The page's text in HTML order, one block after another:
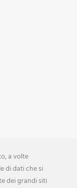
a volte
di dati che si
dei grandi siti